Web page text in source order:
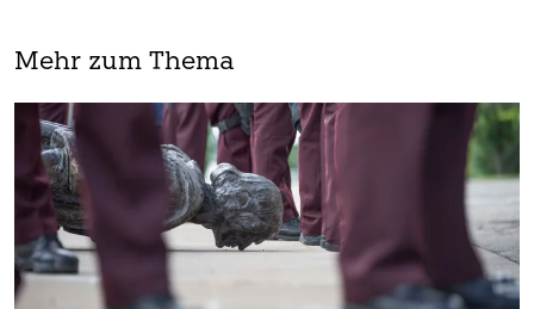
Mehr zum Thema